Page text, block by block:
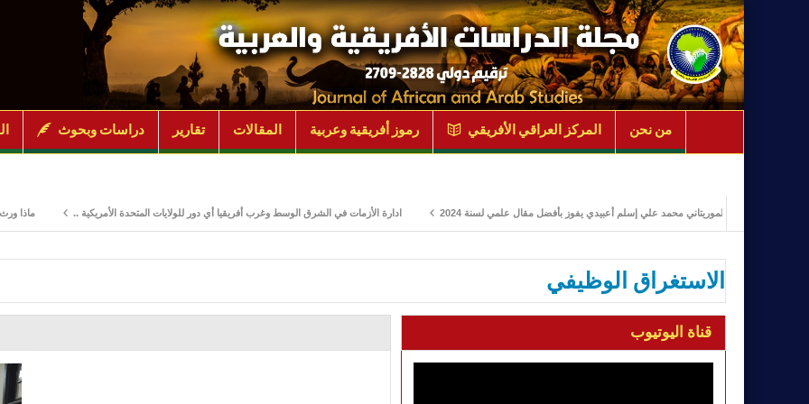
دراسات وبحوث تقارير المقالات رموز أفريقية وعربية المركز العراقي الأفريقي من نحن
ماذا ورث جنوب ادارة الأزمات في الشرق الوسط وغرب أفريقيا أي دور للولايات المتحدة الأمريكية .. الباحث الموريتاني محمد علي إسلم أعبيدي يفوز بأفضل مقال علمي لسنة 2024
الاستغراق الوظيفي
قناة اليوتيوب